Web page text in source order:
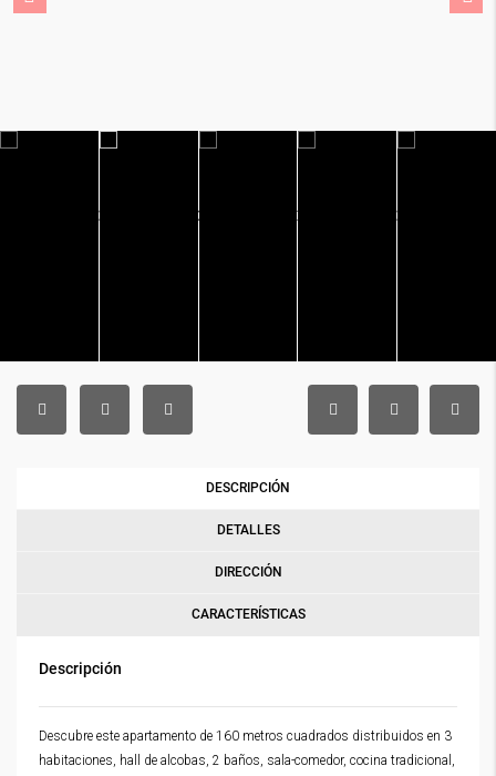
DESCRIPCIÓN
DETALLES
DIRECCIÓN
CARACTERÍSTICAS
Descripción
Descubre este apartamento de 160 metros cuadrados distribuidos en 3
habitaciones, hall de alcobas, 2 baños, sala-comedor, cocina tradicional,